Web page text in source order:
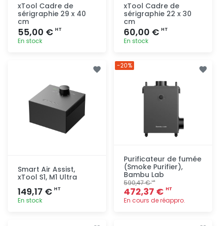
xTool Cadre de
sérigraphie 29 x 40
cm
55,00 € HT
En stock
xTool Cadre de
sérigraphie 22 x 30
cm
60,00 € HT
En stock
Smart Air Assist,
xTool S1, M1 Ultra
149,17 € HT
En stock
Purificateur de fumée
(Smoke Purifier),
Bambu Lab
590,47 €HT
472,37 € HT
En cours de réappro.
-20%